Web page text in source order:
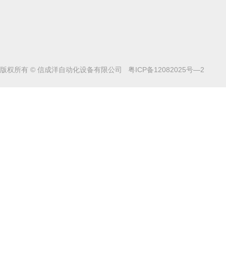
版权所有 © 信成洋自动化设备有限公司 粤ICP备12082025号—2